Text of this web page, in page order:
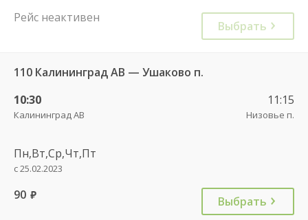
Рейс неактивен
Выбрать
110 Калининград АВ — Ушаково п.
10:30
Калининград АВ
11:15
Низовье п.
Пн,Вт,Ср,Чт,Пт
с 25.02.2023
90 руб. Выбрать